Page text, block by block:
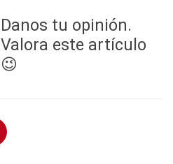
Danos tu opinión.
Valora este artículo
😉